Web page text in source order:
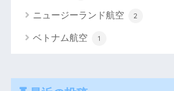
ニュージーランド航空 2
ベトナム航空 1